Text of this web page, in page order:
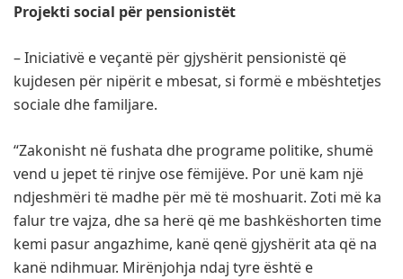
Projekti social për pensionistët
– Iniciativë e veçantë për gjyshërit pensionistë që
kujdesen për nipërit e mbesat, si formë e mbështetjes
sociale dhe familjare.
“Zakonisht në fushata dhe programe politike, shumë
vend u jepet të rinjve ose fëmijëve. Por unë kam një
ndjeshmëri të madhe për më të moshuarit. Zoti më ka
falur tre vajza, dhe sa herë që me bashkëshorten time
kemi pasur angazhime, kanë qenë gjyshërit ata që na
kanë ndihmuar. Mirënjohja ndaj tyre është e